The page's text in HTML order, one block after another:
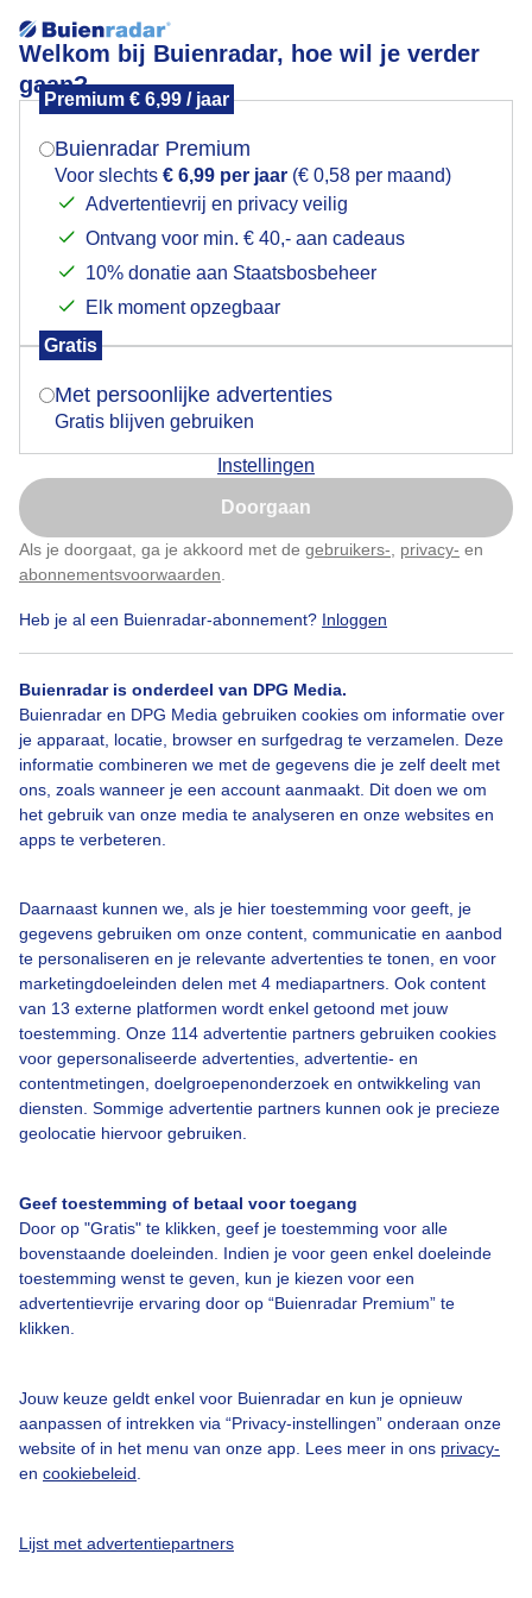
Welkom bij Buienradar, hoe wil je verder
gaan?
Premium € 6,99 / jaar
Buienradar Premium
Voor slechts € 6,99 per jaar (€ 0,58 per maand)
Advertentievrij en privacy veilig
Ontvang voor min. € 40,- aan cadeaus
10% donatie aan Staatsbosbeheer
Elk moment opzegbaar
Gratis
Met persoonlijke advertenties
Gratis blijven gebruiken
Instellingen
Doorgaan
Als je doorgaat, ga je akkoord met de gebruikers- privacy- en
abonnementsvoorwaarden
Heb je al een Buienradar-abonnement? Inloggen
Buienradar is onderdeel van DPG Media.
Buienradar en DPG Media gebruiken cookies om informatie over
je apparaat, locatie, browser en surfgedrag te verzamelen. Deze
informatie combineren we met de gegevens die je zelf deelt met
ons, zoals wanneer je een account aanmaakt. Dit doen we om
het gebruik van onze media te analyseren en onze websites en
apps te verbeteren.
Daarnaast kunnen we, als je hier toestemming voor geeft, je
gegevens gebruiken om onze content, communicatie en aanbod
te personaliseren en je relevante advertenties te tonen, en voor
marketingdoeleinden delen met 4 mediapartners. Ook content
van 13 externe platformen wordt enkel getoond met jouw
toestemming. Onze 114 advertentie partners gebruiken cookies
voor gepersonaliseerde advertenties, advertentie- en
contentmetingen, doelgroepenonderzoek en ontwikkeling van
diensten. Sommige advertentie partners kunnen ook je precieze
geolocatie hiervoor gebruiken.
Geef toestemming of betaal voor toegang
Door op "Gratis" te klikken, geef je toestemming voor alle
bovenstaande doeleinden. Indien je voor geen enkel doeleinde
toestemming wenst te geven, kun je kiezen voor een
advertentievrije ervaring door op “Buienradar Premium” te
klikken.
Jouw keuze geldt enkel voor Buienradar en kun je opnieuw
aanpassen of intrekken via “Privacy-instellingen” onderaan onze
website of in het menu van onze app. Lees meer in ons privacy-
en cookiebeleid
Lijst met advertentiepartners
Heerlijke verkoeling op het terras in het bos vandaag
Verkoeling
Door: Joyce Derksen Gemaakt: 13-08-2025, 57x bekeken
Hitte Terras Bos
Een moment geduld aub...
Over Buienradar
Bedrijfsgegevens
Veelgestelde vragen
Toegankelijkheid
Gebruikersvoorwaarden
Adverteren
Buienradar Team
Cookie beleid
Privacy instellingen
Gratis weerdata
@BuienradarNL
Mogen we je locatie gebruiken voor het
Indien je hier nog geen akkoord op hebt gegeven,
verschijnt er zo een pop-up uit je browser waarin
Is goed, toon de popup
Nu niet, misschien later
Klik hierom dit aan te passen